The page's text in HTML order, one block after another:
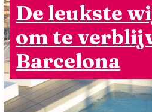
De leukste
om te
Barcelona